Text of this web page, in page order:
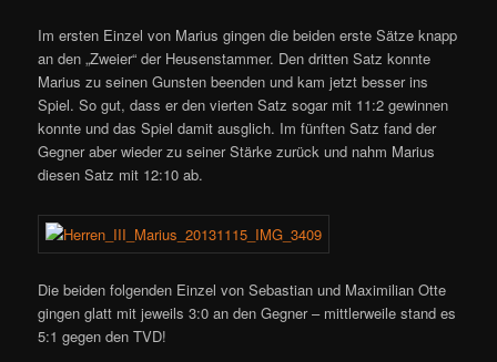
Im ersten Einzel von Marius gingen die beiden erste Sätze knapp
an den „Zweier“ der Heusenstammer. Den dritten Satz konnte
Marius zu seinen Gunsten beenden und kam jetzt besser ins
Spiel. So gut, dass er den vierten Satz sogar mit 11:2 gewinnen
konnte und das Spiel damit ausglich. Im fünften Satz fand der
Gegner aber wieder zu seiner Stärke zurück und nahm Marius
diesen Satz mit 12:10 ab.
Die beiden folgenden Einzel von Sebastian und Maximilian Otte
gingen glatt mit jeweils 3:0 an den Gegner – mittlerweile stand es
5:1 gegen den TVD!